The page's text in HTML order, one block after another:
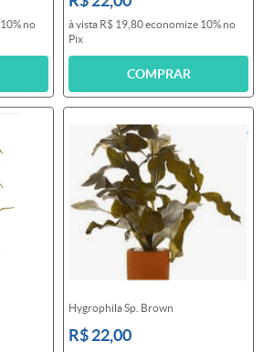
10% no
à vista R$ 19,80economize 10% no
Pix
COMPRAR
Hygrophila Sp. Brown
R$ 22,00